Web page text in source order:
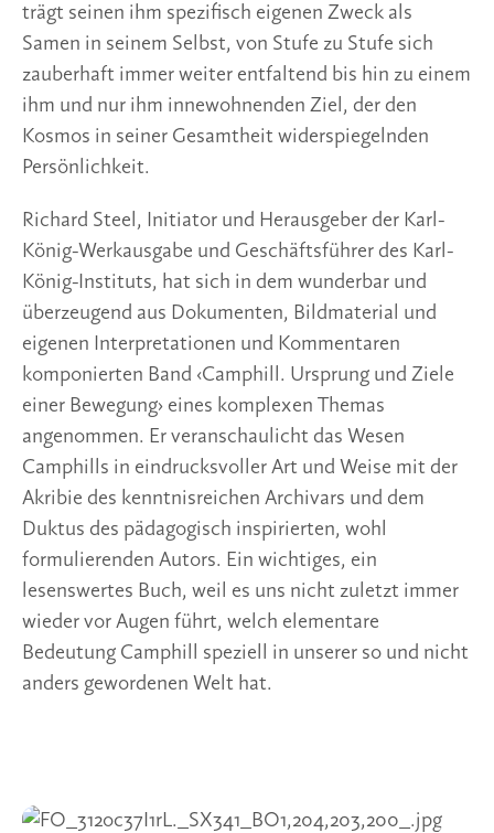
trägt seinen ihm spezifisch eigenen Zweck als
Samen in seinem Selbst, von Stufe zu Stufe sich
zauberhaft immer weiter entfaltend bis hin zu einem
ihm und nur ihm innewohnenden Ziel, der den
Kosmos in seiner Gesamtheit widerspiegelnden
Persönlichkeit.
Richard Steel, Initiator und Herausgeber der Karl-
König-Werkausgabe und Geschäftsführer des Karl-
König-Instituts, hat sich in dem wunderbar und
überzeugend aus Dokumenten, Bildmaterial und
eigenen Interpretationen und Kommentaren
komponierten Band ‹Camphill. Ursprung und Ziele
einer Bewegung› eines komplexen Themas
angenommen. Er veranschaulicht das Wesen
Camphills in eindrucksvoller Art und Weise mit der
Akribie des kenntnisreichen Archivars und dem
Duktus des pädagogisch inspirierten, wohl
formulierenden Autors. Ein wichtiges, ein
lesenswertes Buch, weil es uns nicht zuletzt immer
wieder vor Augen führt, welch elementare
Bedeutung Camphill speziell in unserer so und nicht
anders gewordenen Welt hat.